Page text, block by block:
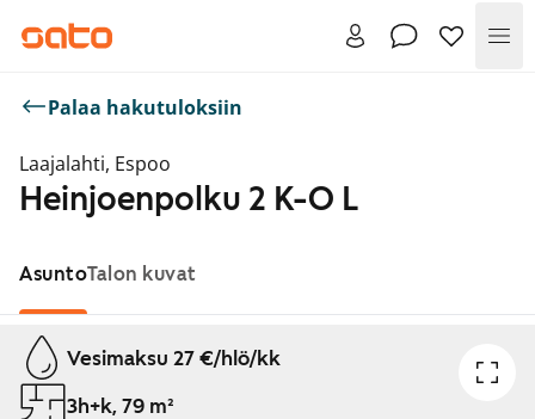
Palaa hakutuloksiin
Laajalahti, Espoo
Heinjoenpolku 2 K-O L
AsuntoTalon kuvat
Näytetään dia 1 / 1
Vesimaksu 27 €/hlö/kk
3h+k, 79 m²